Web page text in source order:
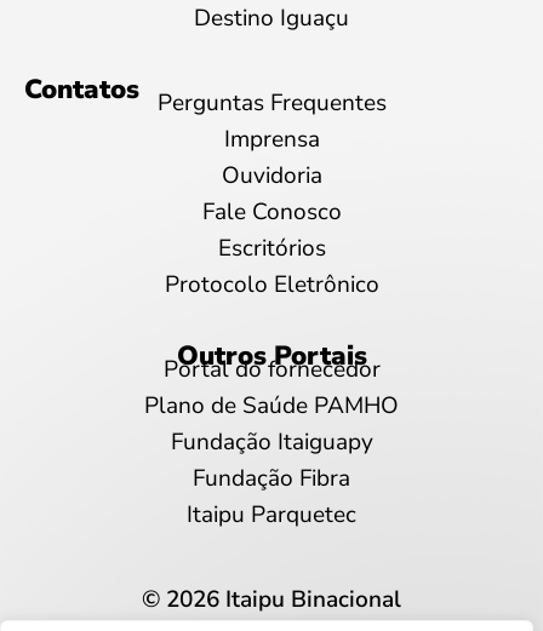
Destino Iguaçu
Contatos
Perguntas Frequentes
Imprensa
Ouvidoria
Fale Conosco
Escritórios
Protocolo Eletrônico
Outros Portais
Portal do fornecedor
Plano de Saúde PAMHO
Fundação Itaiguapy
Fundação Fibra
Itaipu Parquetec
© 2026 Itaipu Binacional